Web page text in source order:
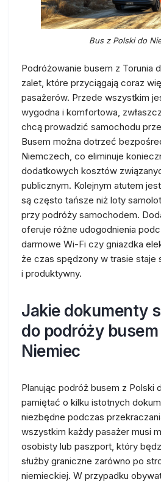
Bus z Polski do
Podróżowanie busem z Torunia
zalet, które przyciągają coraz
pasażerów. Przede wszystkim
wygodna i komfortowa,
chcą prowadzić samochodu
Busem można dotrzeć
Niemczech, co eliminuje
dodatkowych kosztów
publicznym. Kolejnym atutem
są często tańsze niż loty
przy podróży samochodem.
oferuje różne udogodnienia
darmowe Wi-Fi czy gniazdka
że czas spędzony w trasie staje
i produktywny.
Jakie dokumenty
do podróży
Niemiec
Planując podróż busem z Polski
pamiętać o kilku istotnych
niezbędne podczas
wszystkim każdy pasażer musi
osobisty lub paszport, który
służby graniczne zarówno po
niemieckiej. W przypadku